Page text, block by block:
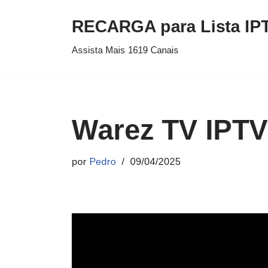
RECARGA para Lista
Assista Mais 1619 Canais
Warez TV
por Pedro 09/04/2025